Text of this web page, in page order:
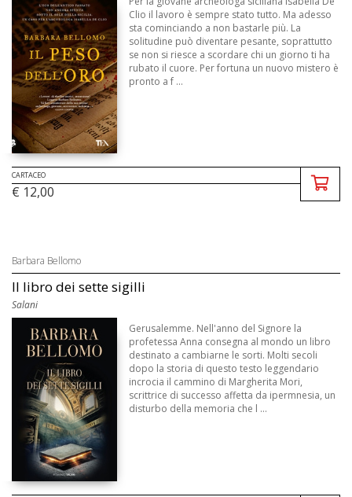
Clio il lavoro è sempre stato tutto. Ma adesso
sta cominciando a non bastarle più. La
solitudine può diventare pesante, soprattutto
se non si riesce a scordare chi un giorno ti ha
rubato il cuore. Per fortuna un nuovo mistero è
pronto a f ...
CARTACEO
€ 12,00
Barbara Bellomo
Il libro dei sette sigilli
Salani
Gerusalemme. Nell'anno del Signore la
profetessa Anna consegna al mondo un libro
destinato a cambiarne le sorti. Molti secoli
dopo la storia di questo testo leggendario
incrocia il cammino di Margherita Mori,
scrittrice di successo affetta da ipermnesia, un
disturbo della memoria che l ...